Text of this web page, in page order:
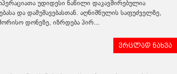
უდიდესი ნაწილი დაკავშირებულია
და დამუშავებასთან. აღნიშნულის საფუძველზე,
დონეზე, იზრდება პირ...
ვრცლად ნახვა